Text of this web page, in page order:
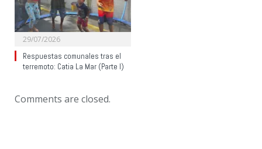
29/07/2026
Respuestas comunales tras el
terremoto: Catia La Mar (Parte I)
Comments are closed.